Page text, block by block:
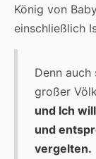
König von
einschließlich
Denn
großer
und Ich
und
vergelten.